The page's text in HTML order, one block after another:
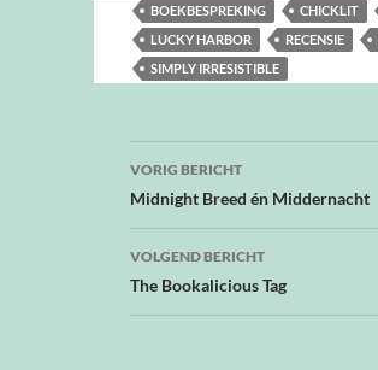
BOEKBESPREKING CHICKLIT
LUCKY HARBOR
RECENSIE
SIMPLY IRRESISTIBLE
Bericht
navigatie
VORIG BERICHT
Midnight Breed én Middernacht
VOLGEND BERICHT
The Bookalicious Tag